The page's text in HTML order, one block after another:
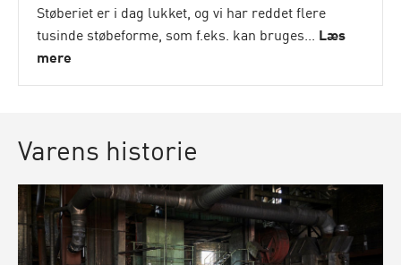
Støberiet er i dag lukket, og vi har reddet flere
tusinde støbeforme, som f.eks. kan bruges... Læs
mere
Varens historie